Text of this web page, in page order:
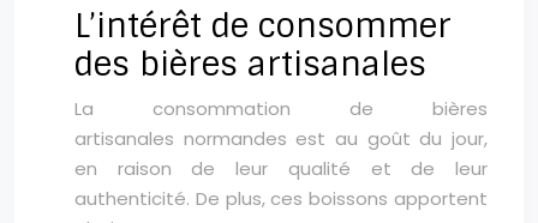
L’intérêt de consommer
des bières artisanales
La consommation de bières
artisanales normandes est au goût du jour,
en raison de leur qualité et de leur
authenticité. De plus, ces boissons apportent